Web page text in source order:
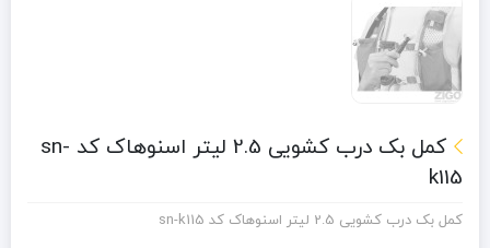
کمل بک درب کشویی 2.5 لیتر اسنوهاک کد sn-
k115
کمل بک درب کشویی 2.5 لیتر اسنوهاک کد sn-k115